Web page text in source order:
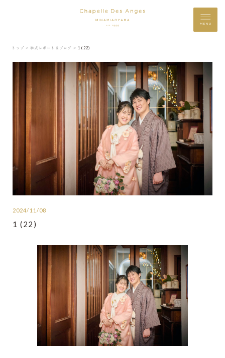
MENU
トップ ＞ 挙式レポート＆ブログ ＞ 1 (22)
2024/11/08
1 (22)